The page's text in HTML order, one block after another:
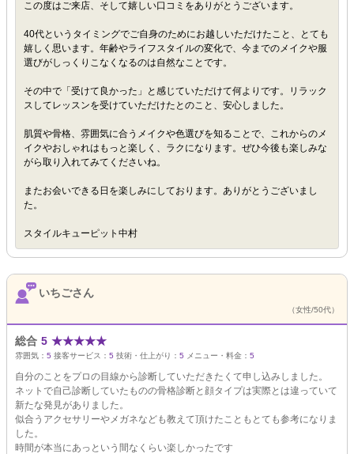
この度はご来店、そして嬉しい口コミをありがとうございます。
40代というタイミングでご自身のためにお越しいただけたこと、とても
嬉しく思います。年齢やライフスタイルの変化で、今までのメイクや服
選びがしっくりこなくなるのは自然なことです。
その中で「受けて良かった」と感じていただけて何よりです。リラック
スしてレッスンを受けていただけたとのこと、安心しました。
肌質や骨格、雰囲気に合うメイクや色選びを知ることで、これからのメ
イクやおしゃれはもっと楽しく、ラクになります。ぜひ今後も楽しみな
がら取り入れてみてくださいね。
またお会いできる日を楽しみにしております。ありがとうございまし
た。
スタイルキューピット中村
いちごさん
（女性/50代）
総合 5 ★★★★★
雰囲気： 5 接客サービス： 5 技術・仕上がり： 5 メニュー・料金： 5
自分のことをプロの目線から診断していただきたくて申し込みしました。
ネットで自己診断していたものの骨格診断と顔タイプは実際とは違っていて
新たな発見がありました。
似合うアクセサリーやメガネなども教えて頂けたこともとても参考になりま
した。
時間が本当にあっという間なくらい楽しかったです